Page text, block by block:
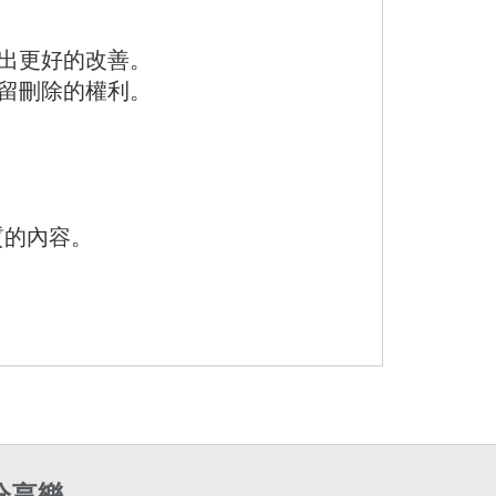
更好的改善。
刪除的權利。
內容。